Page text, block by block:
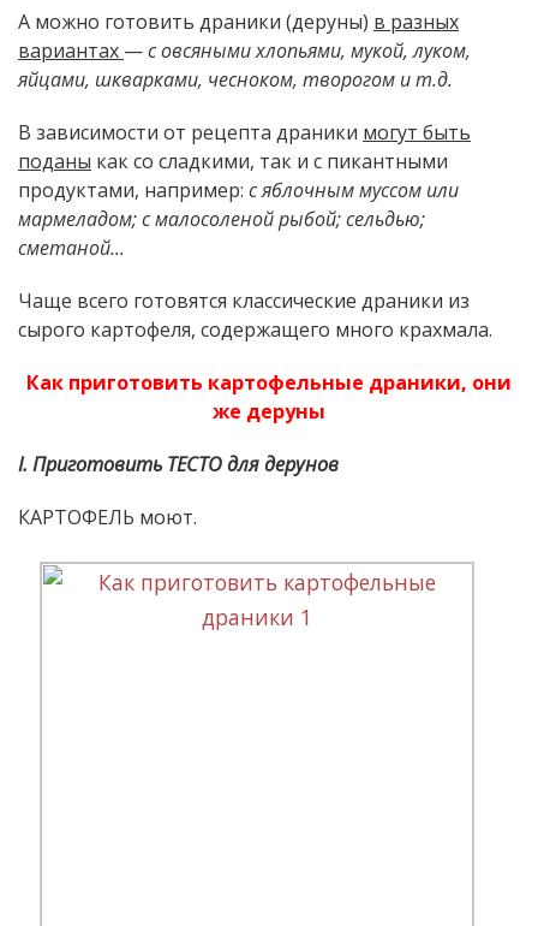
А можно готовить драники (деруны) в разных
вариантах —с овсяными хлопьями, мукой, луком,
яйцами, шкварками, чесноком, творогом и т.д.
В зависимости от рецепта драники могут быть
поданы как со сладкими, так и с пикантными
продуктами, например: с яблочным муссом или
мармеладом; с малосоленой рыбой; сельдью;
сметаной...
Чаще всего готовятся классические драники из
сырого картофеля, содержащего много крахмала.
Как приготовить картофельные драники, они
же деруны
I. Приготовить ТЕСТО для дерунов
КАРТОФЕЛЬ моют.